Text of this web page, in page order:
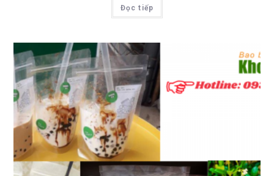
Đọc tiếp